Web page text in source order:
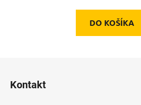
DO KOŠÍKA
Kontakt